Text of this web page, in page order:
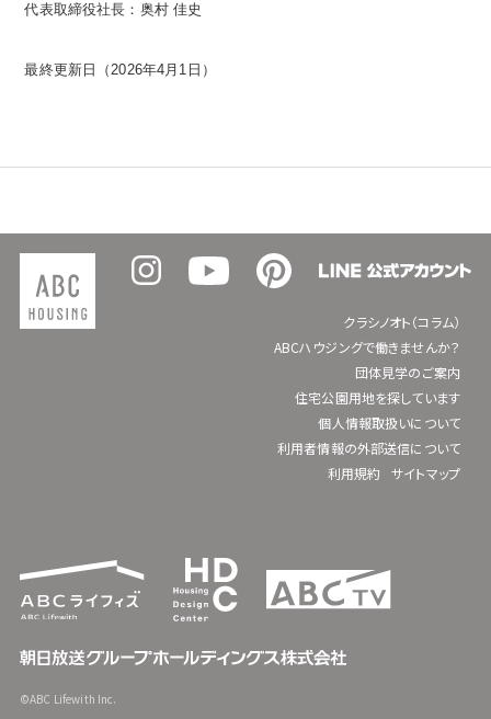
代表取締役社長：奥村 佳史
最終更新日（2026年4月1日）
クラシノオト（コラム）
ABCハウジングで働きませんか？
団体見学のご案内
住宅公園用地を探しています
個人情報取扱いについて
利用者情報の外部送信について
利用規約
サイトマップ
©ABC Lifewith Inc.